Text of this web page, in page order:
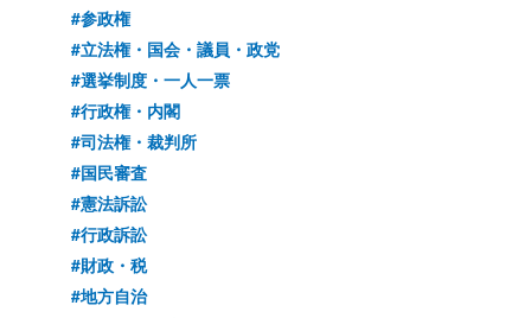
#参政権
#立法権・国会・議員・政党
#選挙制度・一人一票
#行政権・内閣
#司法権・裁判所
#国民審査
#憲法訴訟
#行政訴訟
#財政・税
#地方自治